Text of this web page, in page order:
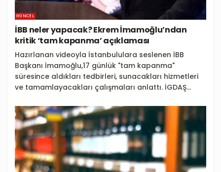
GÜNCEL
İBB neler yapacak? Ekrem İmamoğlu’ndan
kritik ‘tam kapanma’ açıklaması
Hazırlanan videoyla İstanbululara seslenen İBB
Başkanı İmamoğlu,17 günlük "tam kapanma"
süresince aldıkları tedbirleri, sunacakları hizmetleri
ve tamamlayacakları çalışmaları anlattı. İGDAŞ...